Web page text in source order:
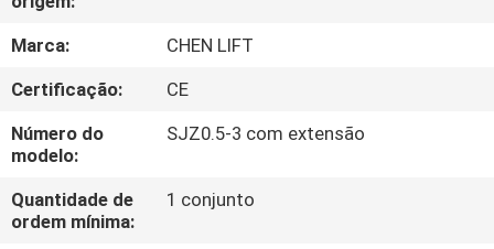
SOBRE
NÓS
VISITA
À
FÁBRICA
Marca:
CHEN LIFT
Certificação:
CE
Número do
modelo:
SJZ0.5-3 com extensão
Quantidade de
ordem mínima:
1 conjunto